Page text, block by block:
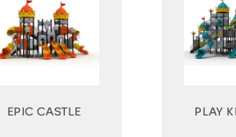
EPIC CASTLE PLAY